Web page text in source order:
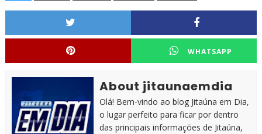
WHATSAPP
About jitaunaemdia
Olá! Bem-vindo ao blog Jitaúna em Dia,
o lugar perfeito para ficar por dentro
das principais informações de Jitaúna,